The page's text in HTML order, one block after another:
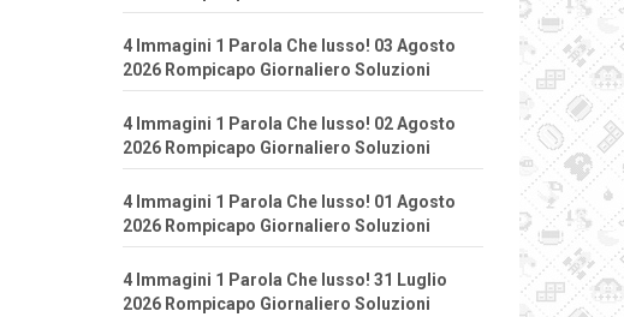
4 Immagini 1 Parola Che lusso! 03 Agosto
2026 Rompicapo Giornaliero Soluzioni
4 Immagini 1 Parola Che lusso! 02 Agosto
2026 Rompicapo Giornaliero Soluzioni
4 Immagini 1 Parola Che lusso! 01 Agosto
2026 Rompicapo Giornaliero Soluzioni
4 Immagini 1 Parola Che lusso! 31 Luglio
2026 Rompicapo Giornaliero Soluzioni